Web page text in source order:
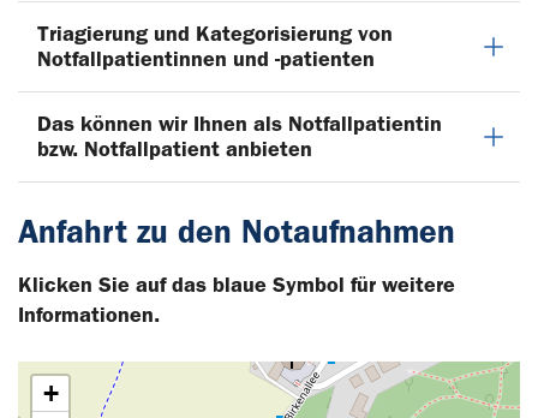
Triagierung und Kategorisierung von
Notfallpatientinnen und -patienten
Das können wir Ihnen als Notfallpatientin
bzw. Notfallpatient anbieten
Anfahrt zu den Notaufnahmen
Klicken Sie auf das blaue Symbol für weitere
Informationen.
+